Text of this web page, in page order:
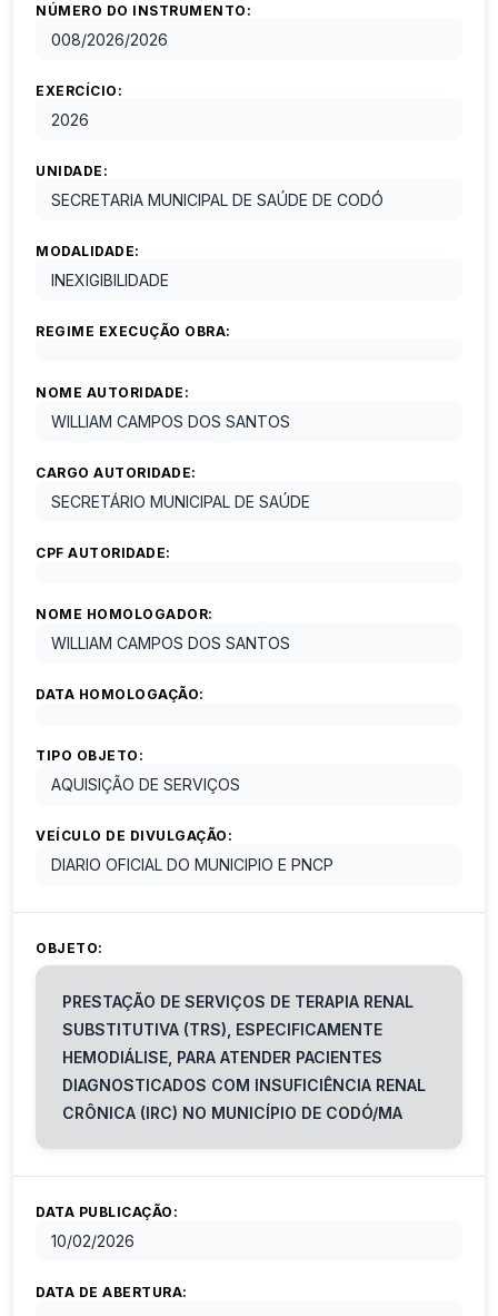
NÚMERO DO INSTRUMENTO:
008/2026/2026
EXERCÍCIO:
2026
UNIDADE:
SECRETARIA MUNICIPAL DE SAÚDE DE CODÓ
MODALIDADE:
INEXIGIBILIDADE
REGIME EXECUÇÃO OBRA:
NOME AUTORIDADE:
WILLIAM CAMPOS DOS SANTOS
CARGO AUTORIDADE:
SECRETÁRIO MUNICIPAL DE SAÚDE
CPF AUTORIDADE:
NOME HOMOLOGADOR:
WILLIAM CAMPOS DOS SANTOS
DATA HOMOLOGAÇÃO:
TIPO OBJETO:
AQUISIÇÃO DE SERVIÇOS
VEÍCULO DE DIVULGAÇÃO:
DIARIO OFICIAL DO MUNICIPIO E PNCP
OBJETO:
PRESTAÇÃO DE SERVIÇOS DE TERAPIA RENAL
SUBSTITUTIVA (TRS), ESPECIFICAMENTE
HEMODIÁLISE, PARA ATENDER PACIENTES
DIAGNOSTICADOS COM INSUFICIÊNCIA RENAL
CRÔNICA (IRC) NO MUNICÍPIO DE CODÓ/MA
DATA PUBLICAÇÃO:
10/02/2026
DATA DE ABERTURA: